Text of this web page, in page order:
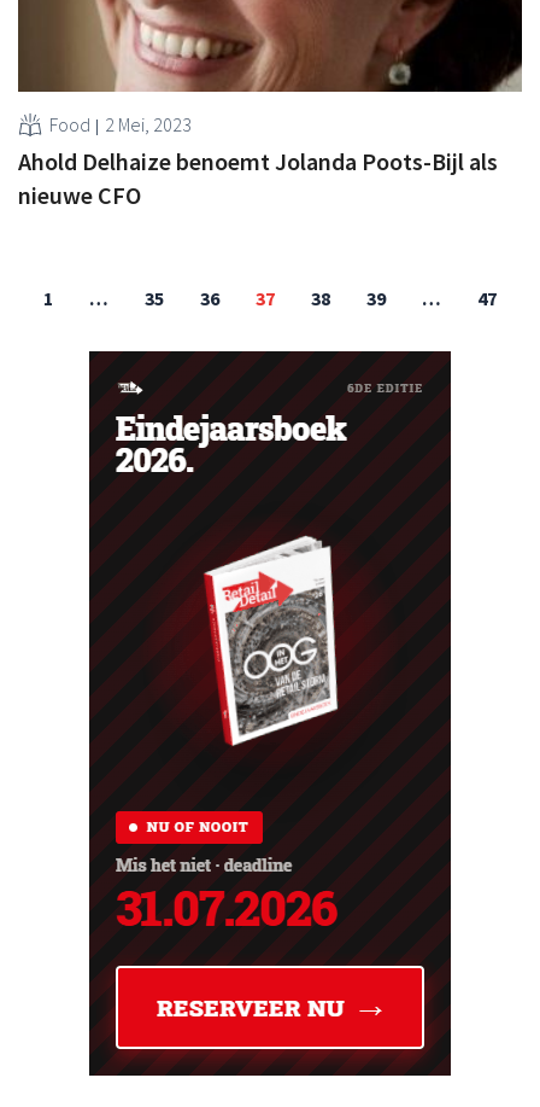
Food 2 Mei, 2023
Ahold Delhaize benoemt Jolanda Poots-Bijl als
nieuwe CFO
1 … 35 36 37 38 39 … 47